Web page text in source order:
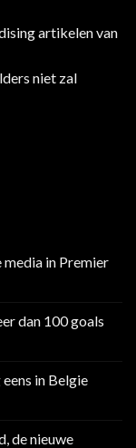
artikelen van
niet zal
in Premier
dan 100 goals
in Belgie
de nieuwe